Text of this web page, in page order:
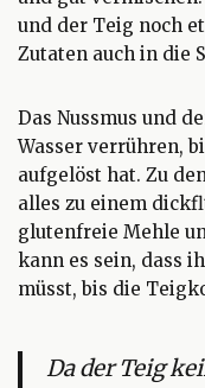
und der Teig noch
Zutaten auch in die
Das Nussmus und
Wasser verrühren,
aufgelöst hat. Zu
alles zu einem
glutenfreie Mehle
kann es sein, dass
müsst, bis die
Da der Teig